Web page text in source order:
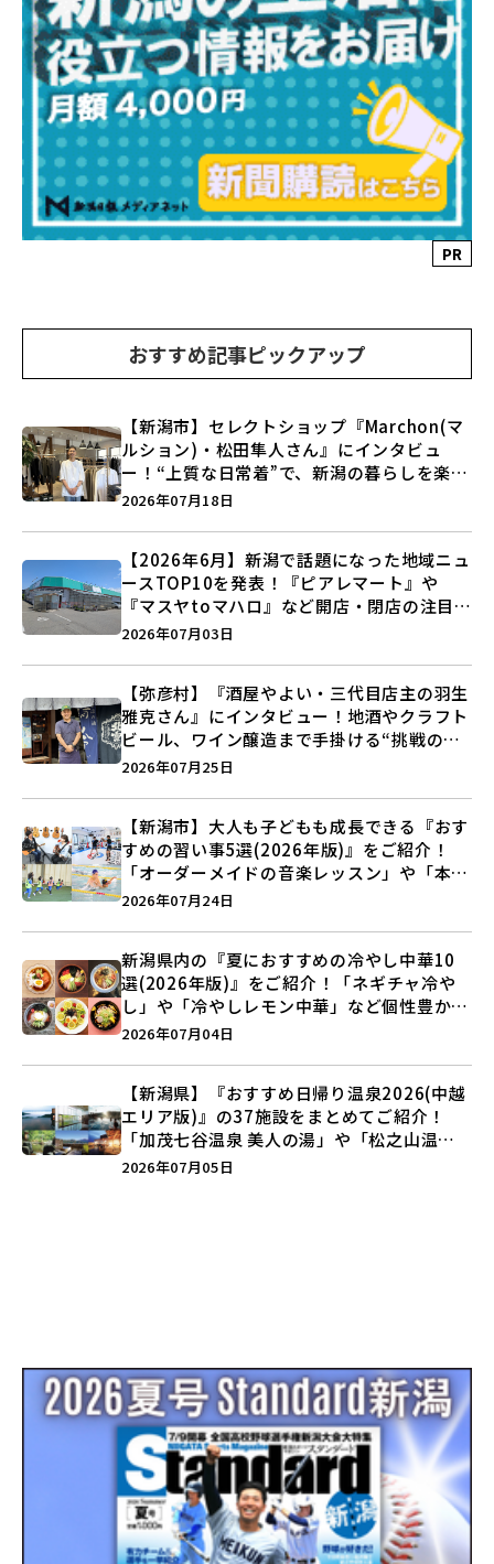
PR
おすすめ記事ピックアップ
【新潟市】セレクトショップ『Marchon(マ
ルション)・松田隼人さん』にインタビュ
ー！“上質な日常着”で、新潟の暮らしを楽し
む提案とは？
2026年07月18日
【2026年6月】新潟で話題になった地域ニュ
ースTOP10を発表！『ピアレマート』や
『マスヤtoマハロ』など開店・閉店の注目記
事をランキングでご紹介♪
2026年07月03日
【弥彦村】『酒屋やよい・三代目店主の羽生
雅克さん』にインタビュー！地酒やクラフト
ビール、ワイン醸造まで手掛ける“挑戦の歴
史”に迫る♪
2026年07月25日
【新潟市】大人も子どもも成長できる『おす
すめの習い事5選(2026年版)』をご紹介！
「オーダーメイドの音楽レッスン」や「本格
キックボクシング」で新しい自分を見つけよ
2026年07月24日
新潟県内の『夏におすすめの冷やし中華10
選(2026年版)』をご紹介！「ネギチャ冷や
し」や「冷やしレモン中華」など個性豊かな
ラインアップ♪
2026年07月04日
【新潟県】『おすすめ日帰り温泉2026(中越
エリア版)』の37施設をまとめてご紹介！
「加茂七谷温泉 美人の湯」や「松之山温泉
ナステビュウ湯の山」などを巡ろう♪
2026年07月05日